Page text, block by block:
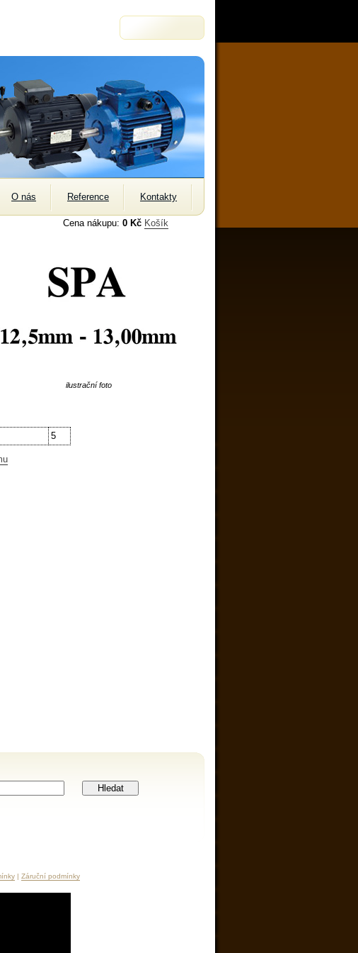
O nás Reference Kontakty
Cena nákupu: 0 Kč Košík
ilustrační foto
5
Hledat
| Záruční podmínky